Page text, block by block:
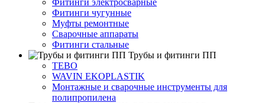
Фитинги чугунные
Муфты ремонтные
Сварочные аппараты
Фитинги стальные
Трубы и фитинги ПП
TEBO
WAVIN EKOPLASTIK
Монтажные и сварочные инструменты для
полипропилена